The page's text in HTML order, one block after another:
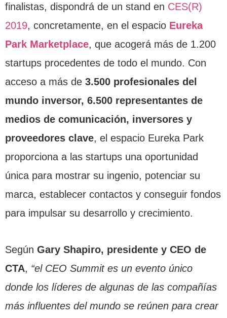
finalistas, dispondrá de un stand en CES(R)
2019, concretamente, en el espacio Eureka
Park Marketplace, que acogerá más de 1.200
startups procedentes de todo el mundo. Con
acceso a más de 3.500 profesionales del
mundo inversor, 6.500 representantes de
medios de comunicación, inversores y
proveedores clave, el espacio Eureka Park
proporciona a las startups una oportunidad
única para mostrar su ingenio, potenciar su
marca, establecer contactos y conseguir fondos
para impulsar su desarrollo y crecimiento.
Según Gary Shapiro, presidente y CEO de
CTA, “el CEO Summit es un evento único
donde los líderes de algunas de las compañías
más influentes del mundo se reúnen para crear